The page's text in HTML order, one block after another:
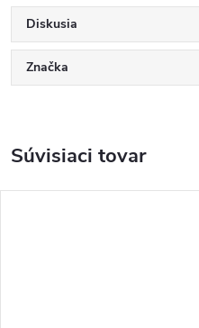
Diskusia
Značka
Súvisiaci tovar